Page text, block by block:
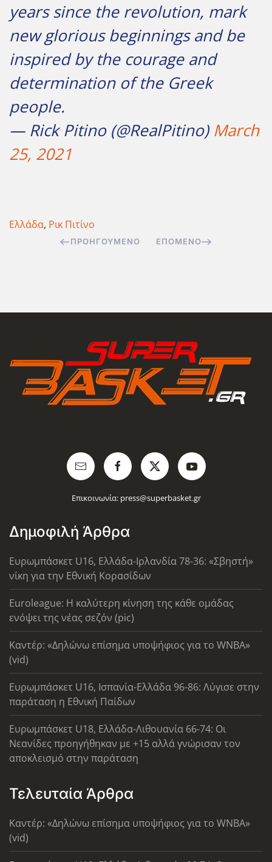
years since the revolution, mark
new glorious beginnings and be
inspired by the courage and
determination of the Greek
people.
— Rick Pitino (@RealPitino) March
25, 2021
Ελλάδα, Ρικ Πιτίνο
ΠΡΟΗΓΟΎΜΕΝΟ ΕΠΌΜΕΝΟ
Επικοινωνία: press@superbasket.gr
Δημοφιλή Άρθρα
Ευρωμπάσκετ U16, Ελλάδα-Ιρλανδία 78-36: «Σβηστή»
νίκη για την Εθνική Κορασίδων
Euroleague: Η καλύτερη κίνηση της κάθε ομάδας
ενόψει της νέας σεζόν (pic)
Καντέρ: «Δηλώνω επίσημα υποψήφιος για το WNBA»
(vid)
Ευρωμπάσκετ U16, Ισπανία-Ελλάδα 96-86: Λύγισε στην
παράταση η Εθνική Παίδων
Ευρωμπάσκετ U18, Ελλάδα-Λιθουανία 66-74: Οι
Νεανίδες προηγήθηκαν με +15 αλλά γνώρισαν τον
αποκλεισμό στην παράταση
Τελευταία Άρθρα
Καντέρ: «Δηλώνω επίσημα υποψήφιος για το WNBA»
(vid)